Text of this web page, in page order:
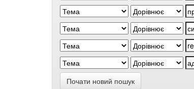
Почати новий пошук